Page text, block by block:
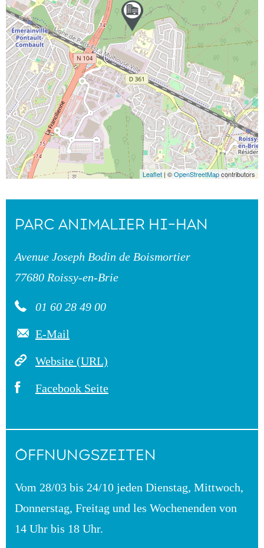
Leaflet| ©OpenStreetMapcontributors
PARC ANIMALIER HI-HAN
Avenue Joseph Bodin de Boismortier
77680 Roissy-en-Brie
01 60 28 49 00
E-Mail
Website (URL)
Facebook Seite
ÖFFNUNGSZEITEN
Vom 28/03 bis 24/10 jeden Dienstag, Mittwoch,
Donnerstag, Freitag und les Wochenenden von
14 Uhr bis 18 Uhr.